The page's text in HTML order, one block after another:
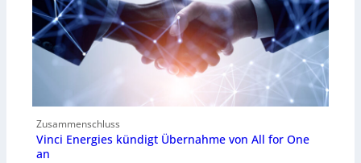
Zusammenschluss
Vinci Energies kündigt Übernahme von All for One
an